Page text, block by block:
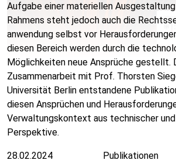
Aufgabe einer materiellen
Rahmens steht jedoch auch die
anwendung selbst vor
diesen Bereich werden durch die
Möglichkeiten neue Ansprüche gestellt.
Zusammenarbeit mit Prof. Thorsten
Universität Berlin entstandene
diesen Ansprüchen und
Verwaltungskontext aus technischer
Perspektive.
28.02.2024 Publikationen